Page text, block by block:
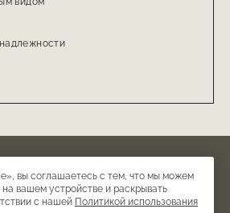
вы соглашаетесь с тем, что мы можем
вашем устройстве и раскрывать
с нашей Политикой использования
ТУФЕНКЯН АВАН ДЗОРАГЕТ, 2026
Официальный сайт.